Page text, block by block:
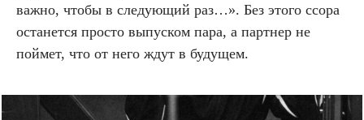
важно, чтобы в следующий раз…». Без этого ссора
останется просто выпуском пара, а партнер не
поймет, что от него ждут в будущем.